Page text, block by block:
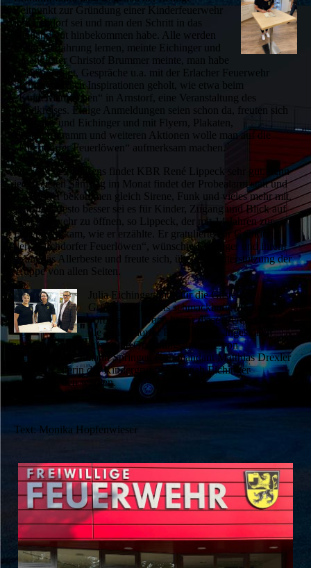
Zeitpunkt zur Gründung einer Kinderfeuerwehr
in Kirchdorf sei und man den Schritt in das
Neuland gut hinbekommen habe. Alle werden
mit der Erfahrung lernen, meinte Eichinger und
Jugendleiter Christof Brummer meinte, man habe
lange überlegt, Gespräche u.a. mit der Erlacher Feuerwehr
geführt und sich Inspirationen geholt, wie etwa beim
„Kinderflämmchen“ in Arnstorf, eine Veranstaltung des
Landkreises. Einige Anmeldungen seien schon da, freuten sich
Brummer und Eichinger und mit Flyern, Plakaten,
Ferienprogramm und weiteren Aktionen wolle man auf die
„Kirchdorfer Feuerlöwen“ aufmerksam machen.
Die Zeit des Treffens findet KBR René Lippeck sehr gut, denn
jeden ersten Samstag im Monat findet der Probealarm statt und
die Kinder bekommen gleich Sirene, Funk und vieles mehr mit.
Je früher, desto besser sei es für Kinder, Zugang und Blick auf
die Feuerwehr zu öffnen, so Lippeck, der mit 14 Jahren zur
Feuerwehr kam, wie er erzählte. Er gratulierte zur Gründung
der „Kirchdorfer Feuerlöwen“, wünschte Eichinger und ihrem
Team das Allerbeste und freute sich, über die Unterstützung der
Truppe von allen Seiten.
Julia Eichinger hatte für die Gäste des
Gründungstreffens schmackhafte Häppchen
vorbereitet. Doch bevor diese verehrt und auf
die „Kirchdorfer Feuerlöwen“ angestoßen
werden konnte, musste die Gründungsurkunde von
Bürgermeister Johann Springer, Kommandant Matthias Drexler
und der Leiterin der Kindergruppe, Hannah Eichinger
unterschrieben werden.
Text: Monika Hopfenwieser